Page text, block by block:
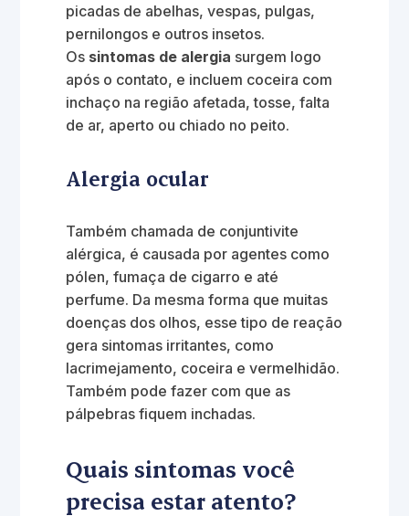
picadas de abelhas, vespas, pulgas,
pernilongos e outros insetos.
Os sintomas de alergia surgem logo
após o contato, e incluem coceira com
inchaço na região afetada, tosse, falta
de ar, aperto ou chiado no peito.
Alergia ocular
Também chamada de conjuntivite
alérgica, é causada por agentes como
pólen, fumaça de cigarro e até
perfume. Da mesma forma que muitas
doenças dos olhos, esse tipo de reação
gera sintomas irritantes, como
lacrimejamento, coceira e vermelhidão.
Também pode fazer com que as
pálpebras fiquem inchadas.
Quais sintomas você
precisa estar atento?